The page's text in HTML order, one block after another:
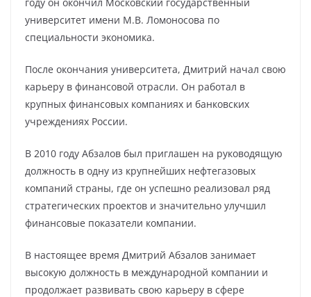
университет имени М.В. Ломоносова по
специальности экономика.
После окончания университета, Дмитрий начал свою
карьеру в финансовой отрасли. Он работал в
крупных финансовых компаниях и банковских
учреждениях России.
В 2010 году Абзалов был приглашен на руководящую
должность в одну из крупнейших нефтегазовых
компаний страны, где он успешно реализовал ряд
стратегических проектов и значительно улучшил
финансовые показатели компании.
В настоящее время Дмитрий Абзалов занимает
высокую должность в международной компании и
продолжает развивать свою карьеру в сфере